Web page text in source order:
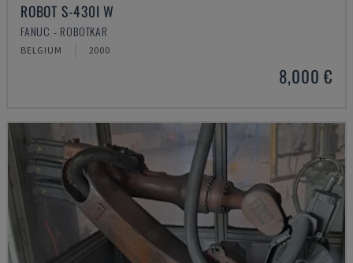
ROBOT S-430I W
FANUC - ROBOTKAR
BELGIUM 2000
8,000 €